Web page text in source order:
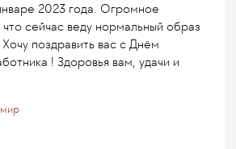
2023 года. Огромное
сейчас веду нормальный образ
поздравить вас с Днём
! Здоровья вам, удачи и